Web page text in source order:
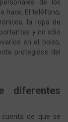
de los
hace. El teléfono,
la ropa de
y no sólo
en el bolso,
protegidos del
diferentes
de que se